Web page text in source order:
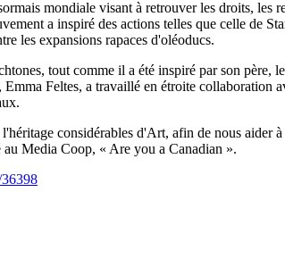
mondiale visant à retrouver les droits,
a inspiré des actions telles que celle de
les expansions rapaces d'oléoducs.
tout comme il a été inspiré par son
Feltes, a travaillé en étroite collaboration
considérables d'Art, afin de nous aider
Media Coop, « Are you a Canadian ».